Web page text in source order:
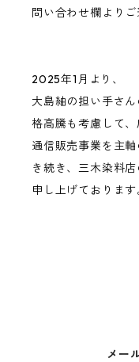
問い合わせ欄よりご
2025年1月より、
大島紬の担い手さ
格高騰も考慮して、
通信販売事業を主
き続き、三木染料
申し上げております
メー